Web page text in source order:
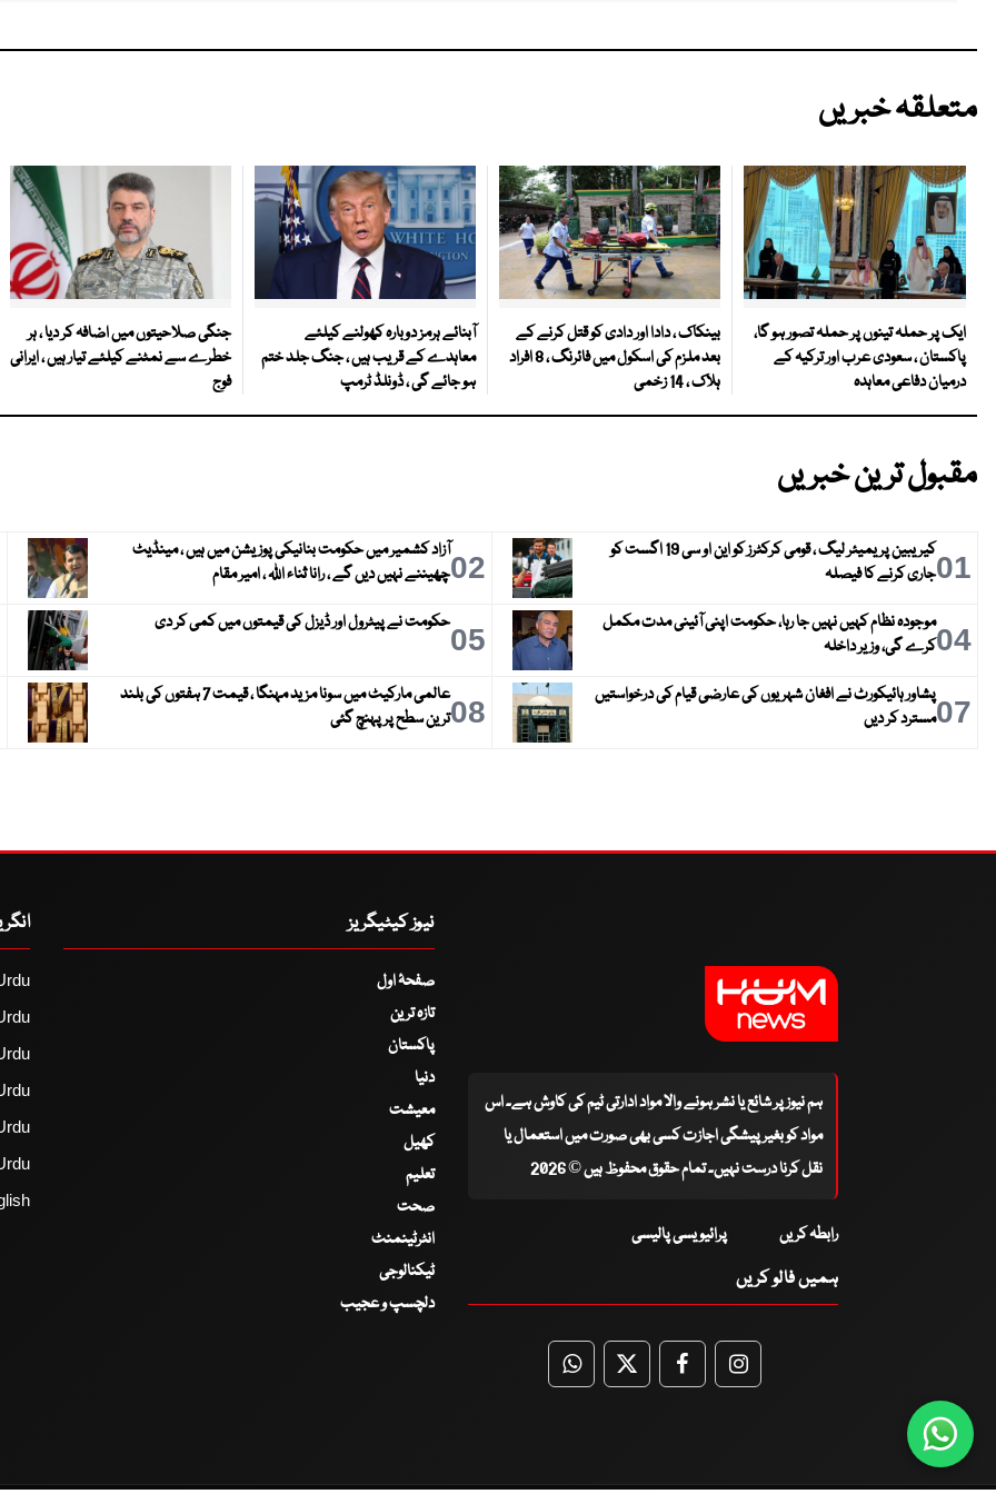
متعلقہ خبریں
ایک پر حملہ تینوں پر حملہ تصور ہو گا،
پاکستان ، سعودی عرب اور ترکیہ کے
درمیان دفاعی معاہدہ
بینکاک ، دادا اور دادی کو قتل کرنے کے
بعد ملزم کی اسکول میں فائرنگ ، 8 افراد
ہلاک ، 14 زخمی
آبنائے ہرمز دوبارہ کھولنے کیلئے
معاہدے کے قریب ہیں ، جنگ جلد ختم
ہو جائے گی ، ڈونلڈ ٹرمپ
جنگی صلاحیتوں میں اضافہ کر دیا ، ہر
خطرے سے نمٹنے کیلئے تیار ہیں ، ایرانی
فوج
مقبول ترین خبریں
01
کیریبین پریمیئر لیگ ، قومی کرکٹرز کو این او سی 19 اگست کو
جاری کرنے کا فیصلہ
02آزاد کشمیر میں حکومت بنانیکی پوزیشن میں ہیں ، مینڈیٹ
چھیننے نہیں دیں گے ، رانا ثناء اللہ ، امیر مقام
04موجودہ نظام کہیں نہیں جا رہا، حکومت اپنی آئینی مدت مکمل
کرے گی، وزیر داخلہ
05حکومت نے پیٹرول اور ڈیزل کی قیمتوں میں کمی کر دی
07پشاور ہائیکورٹ نے افغان شہریوں کی عارضی قیام کی درخواستیں
مسترد کر دیں
08
عالمی مارکیٹ میں سونا مزید مہنگا ، قیمت 7 ہفتوں کی بلند
ترین سطح پر پہنچ گئی
ہم نیوز پر شائع یا نشر ہونے والا مواد ادارتی ٹیم کی کاوش ہے۔ اس
مواد کو بغیر پیشگی اجازت کسی بھی صورت میں استعمال یا
نقل کرنا درست نہیں۔ تمام حقوق محفوظ ہیں © 2026
رابطہ کریں پرائیویسی پالیسی
ہمیں فالو کریں
WhatsApp
TwitterFacebookFacebook
نیوز کیٹیگریز
صفحۂ اول
تازہ ترین
پاکستان
دنیا
معیشت
کھیل
تعلیم
صحت
انٹرٹینمنٹ
ٹیکنالوجی
دلچسپ و عجیب